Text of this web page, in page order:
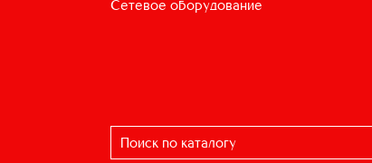
сетевое оборудование